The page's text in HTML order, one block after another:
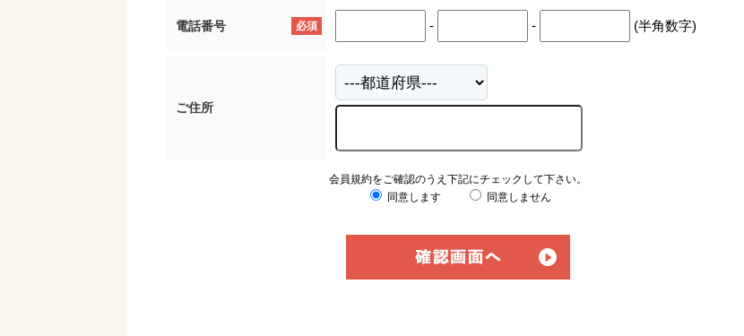
必須
電話番号 - - (半角数字)
ご住所
会員規約をご確認のうえ下記にチェックして下さい。
同意します
同意しません